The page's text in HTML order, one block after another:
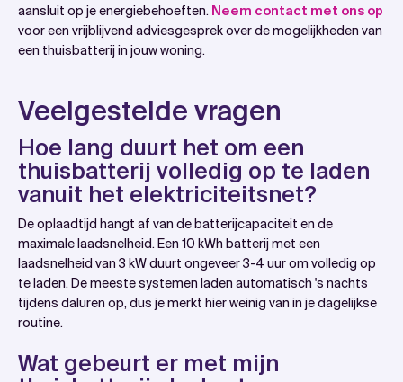
aansluit op je energiebehoeften. Neem contact met ons op
voor een vrijblijvend adviesgesprek over de mogelijkheden van
een thuisbatterij in jouw woning.
Veelgestelde vragen
Hoe lang duurt het om een
thuisbatterij volledig op te laden
vanuit het elektriciteitsnet?
De oplaadtijd hangt af van de batterijcapaciteit en de
maximale laadsnelheid. Een 10 kWh batterij met een
laadsnelheid van 3 kW duurt ongeveer 3-4 uur om volledig op
te laden. De meeste systemen laden automatisch 's nachts
tijdens daluren op, dus je merkt hier weinig van in je dagelijkse
routine.
Wat gebeurt er met mijn